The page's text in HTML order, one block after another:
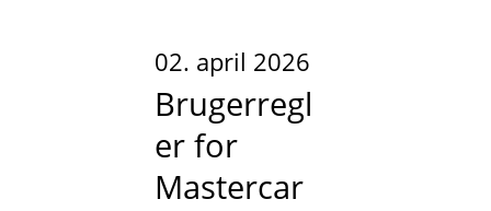
02. april 2026
Brugerregl
er for
Mastercar